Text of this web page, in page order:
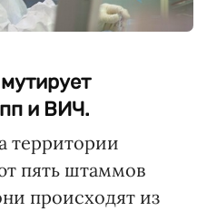
и ВИЧ.
территории
пять штаммов
происходят из